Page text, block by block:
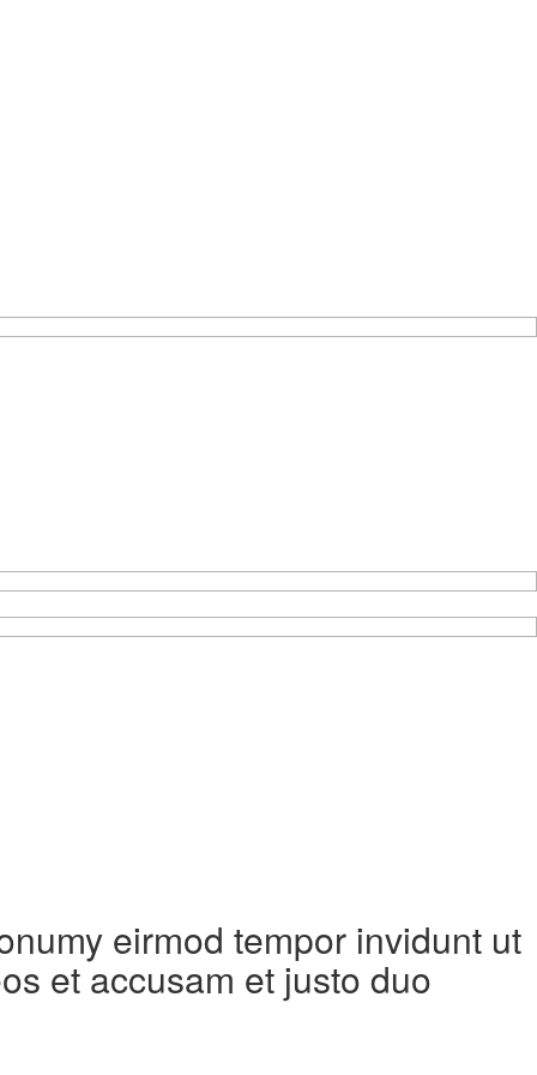
eirmod tempor invidunt ut
et accusam et justo duo